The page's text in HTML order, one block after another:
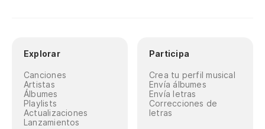
Explorar
Canciones
Artistas
Álbumes
Playlists
Actualizaciones
Lanzamientos
Participa
Crea tu perfil musical
Envía álbumes
Envía letras
Correcciones de
letras